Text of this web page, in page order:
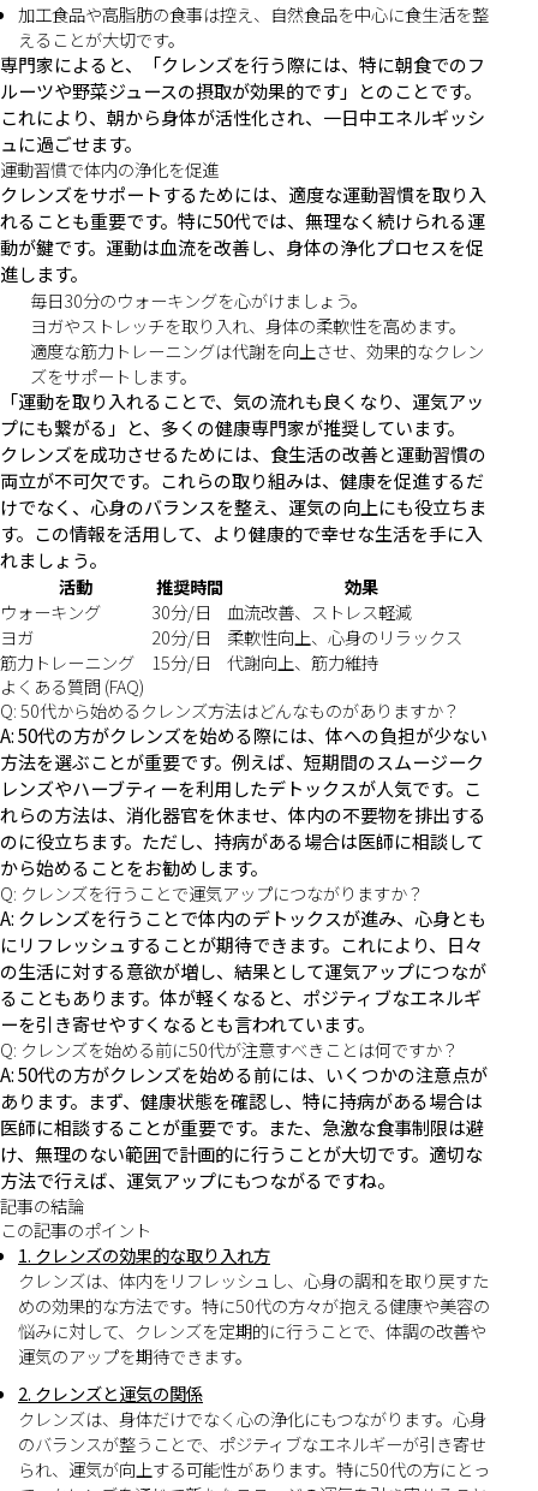
加工食品や高脂肪の食事は控え、自然食品を中心に食生活を整
えることが大切です。
専門家によると、「クレンズを行う際には、特に朝食でのフ
ルーツや野菜ジュースの摂取が効果的です」とのことです。
これにより、朝から身体が活性化され、一日中エネルギッシ
ュに過ごせます。
運動習慣で体内の浄化を促進
クレンズをサポートするためには、適度な運動習慣を取り入
れることも重要です。特に50代では、無理なく続けられる運
動が鍵です。運動は血流を改善し、身体の浄化プロセスを促
進します。
毎日30分のウォーキングを心がけましょう。
ヨガやストレッチを取り入れ、身体の柔軟性を高めます。
適度な筋力トレーニングは代謝を向上させ、効果的なクレン
ズをサポートします。
「運動を取り入れることで、気の流れも良くなり、運気アッ
プにも繋がる」と、多くの健康専門家が推奨しています。
クレンズを成功させるためには、食生活の改善と運動習慣の
両立が不可欠です。これらの取り組みは、健康を促進するだ
けでなく、心身のバランスを整え、運気の向上にも役立ちま
す。この情報を活用して、より健康的で幸せな生活を手に入
れましょう。
活動
推奨時間
効果
ウォーキング
30分/日
血流改善、ストレス軽減
ヨガ
20分/日
柔軟性向上、心身のリラックス
筋力トレーニング
15分/日
代謝向上、筋力維持
よくある質問 (FAQ)
Q: 50代から始めるクレンズ方法はどんなものがありますか？
A: 50代の方がクレンズを始める際には、体への負担が少ない
方法を選ぶことが重要です。例えば、短期間のスムージーク
レンズやハーブティーを利用したデトックスが人気です。こ
れらの方法は、消化器官を休ませ、体内の不要物を排出する
のに役立ちます。ただし、持病がある場合は医師に相談して
から始めることをお勧めします。
Q: クレンズを行うことで運気アップにつながりますか？
A: クレンズを行うことで体内のデトックスが進み、心身とも
にリフレッシュすることが期待できます。これにより、日々
の生活に対する意欲が増し、結果として運気アップにつなが
ることもあります。体が軽くなると、ポジティブなエネルギ
ーを引き寄せやすくなるとも言われています。
Q: クレンズを始める前に50代が注意すべきことは何ですか？
A: 50代の方がクレンズを始める前には、いくつかの注意点が
あります。まず、健康状態を確認し、特に持病がある場合は
医師に相談することが重要です。また、急激な食事制限は避
け、無理のない範囲で計画的に行うことが大切です。適切な
方法で行えば、運気アップにもつながるですね。
記事の結論
この記事のポイント
1. クレンズの効果的な取り入れ方
クレンズは、体内をリフレッシュし、心身の調和を取り戻すた
めの効果的な方法です。特に50代の方々が抱える健康や美容の
悩みに対して、クレンズを定期的に行うことで、体調の改善や
運気のアップを期待できます。
2. クレンズと運気の関係
クレンズは、身体だけでなく心の浄化にもつながります。心身
のバランスが整うことで、ポジティブなエネルギーが引き寄せ
られ、運気が向上する可能性があります。特に50代の方にとっ